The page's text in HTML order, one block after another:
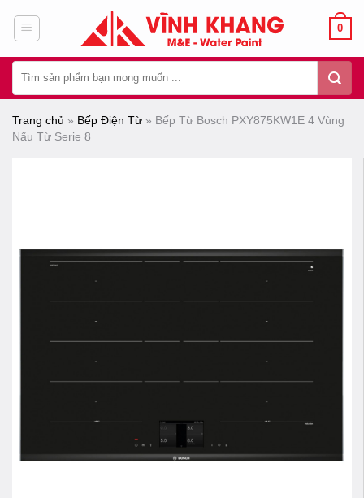
dung
0
kiếm:
Trang chủ » Bếp Điện Từ » Bếp Từ Bosch PXY875KW1E 4 Vùng
Nấu Từ Serie 8